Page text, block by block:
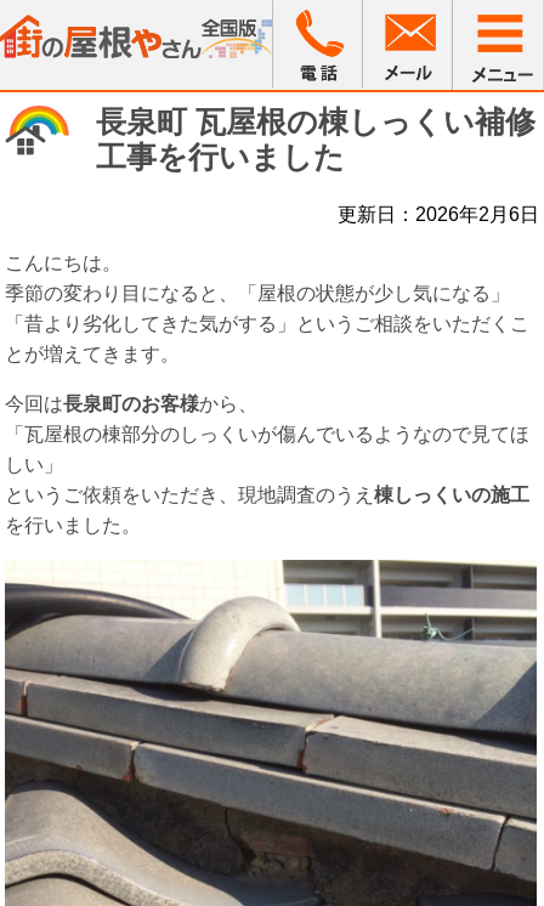
長泉町 瓦屋根の棟しっくい補修
工事を行いました
更新日：2026年2月6日
こんにちは。
季節の変わり目になると、「屋根の状態が少し気になる」
「昔より劣化してきた気がする」というご相談をいただくこ
とが増えてきます。
今回は長泉町のお客様から、
「瓦屋根の棟部分のしっくいが傷んでいるようなので見てほ
しい」
というご依頼をいただき、現地調査のうえ棟しっくいの施工
を行いました。